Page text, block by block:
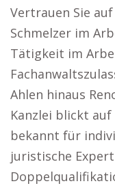
Vertrauen Sie
Schmelzer im
Tätigkeit im
Ahlen hinaus
Kanzlei blickt
bekannt für
juristische